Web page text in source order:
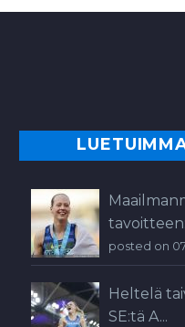
tavoitteen:
posted on
Heltelä
SE:tä A...